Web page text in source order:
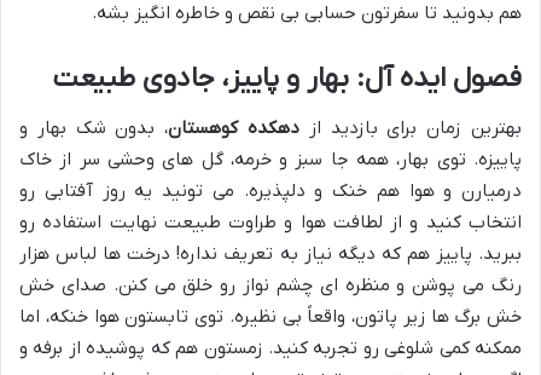
هم بدونید تا سفرتون حسابی بی نقص و خاطره انگیز بشه.
فصول ایده آل: بهار و پاییز، جادوی طبیعت
بهترین زمان برای بازدید از دهکده کوهستان، بدون شک بهار و
پاییزه. توی بهار، همه جا سبز و خرمه، گل های وحشی سر از خاک
درمیارن و هوا هم خنک و دلپذیره. می تونید یه روز آفتابی رو
انتخاب کنید و از لطافت هوا و طراوت طبیعت نهایت استفاده رو
ببرید. پاییز هم که دیگه نیاز به تعریف نداره! درخت ها لباس هزار
رنگ می پوشن و منظره ای چشم نواز رو خلق می کنن. صدای خش
خش برگ ها زیر پاتون، واقعاً بی نظیره. توی تابستون هوا خنکه، اما
ممکنه کمی شلوغی رو تجربه کنید. زمستون هم که پوشیده از برفه و